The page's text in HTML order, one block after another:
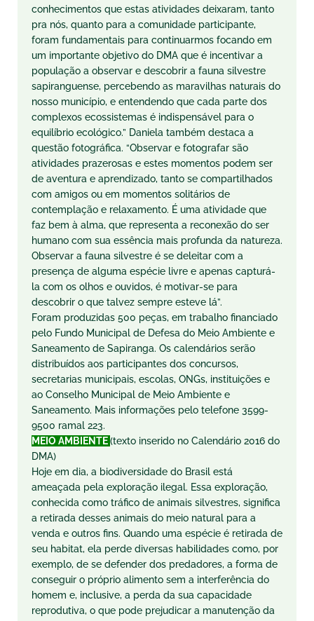
conhecimentos que estas atividades deixaram, tanto
pra nós, quanto para a comunidade participante,
foram fundamentais para continuarmos focando em
um importante objetivo do DMA que é incentivar a
população a observar e descobrir a fauna silvestre
sapiranguense, percebendo as maravilhas naturais do
nosso município, e entendendo que cada parte dos
complexos ecossistemas é indispensável para o
equilíbrio ecológico.” Daniela também destaca a
questão fotográfica. “Observar e fotografar são
atividades prazerosas e estes momentos podem ser
de aventura e aprendizado, tanto se compartilhados
com amigos ou em momentos solitários de
contemplação e relaxamento. É uma atividade que
faz bem à alma, que representa a reconexão do ser
humano com sua essência mais profunda da natureza.
Observar a fauna silvestre é se deleitar com a
presença de alguma espécie livre e apenas capturá-
la com os olhos e ouvidos, é motivar-se para
descobrir o que talvez sempre esteve lá”.
Foram produzidas 500 peças, em trabalho financiado
pelo Fundo Municipal de Defesa do Meio Ambiente e
Saneamento de Sapiranga. Os calendários serão
distribuídos aos participantes dos concursos,
secretarias municipais, escolas, ONGs, instituições e
ao Conselho Municipal de Meio Ambiente e
Saneamento. Mais informações pelo telefone 3599-
9500 ramal 223.
MEIO AMBIENTE(texto inserido no Calendário 2016 do
DMA)
Hoje em dia, a biodiversidade do Brasil está
ameaçada pela exploração ilegal. Essa exploração,
conhecida como tráfico de animais silvestres, significa
a retirada desses animais do meio natural para a
venda e outros fins. Quando uma espécie é retirada de
seu habitat, ela perde diversas habilidades como, por
exemplo, de se defender dos predadores, a forma de
conseguir o próprio alimento sem a interferência do
homem e, inclusive, a perda da sua capacidade
reprodutiva, o que pode prejudicar a manutenção da